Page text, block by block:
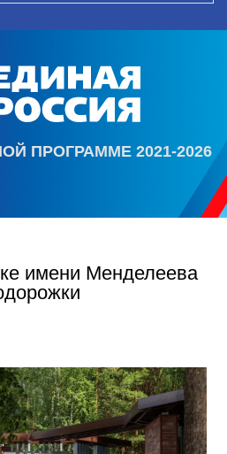
ПРОГРАММЕ 2021-2026
имени Менделеева